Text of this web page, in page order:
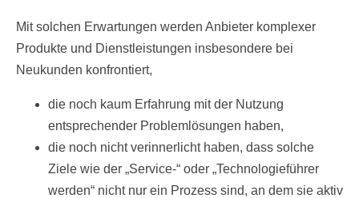
Mit solchen Erwartungen werden Anbieter komplexer
Produkte und Dienstleistungen insbesondere bei
Neukunden konfrontiert,
die noch kaum Erfahrung mit der Nutzung
entsprechender Problemlösungen haben,
die noch nicht verinnerlicht haben, dass solche
Ziele wie der „Service-“ oder „Technologieführer
werden“ nicht nur ein Prozess sind, an dem sie aktiv